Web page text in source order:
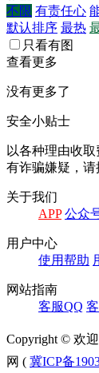
不限 有责任心
默认排序 最热
只看有图
查看更多
没有更多了
安全小贴士
以各种理由收
有诈骗嫌疑，请
关于我们
APP 公众
⽤户中⼼
使⽤帮助
⽹站指南
客服QQ
Copyright © 欢
网 ( 冀ICP备